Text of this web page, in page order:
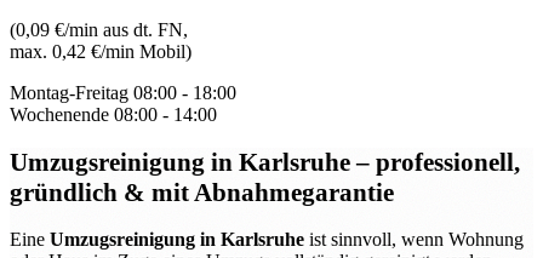
(0,09 €/min aus dt. FN,
max. 0,42 €/min Mobil)
Montag-Freitag 08:00 - 18:00
Wochenende 08:00 - 14:00
Umzugsreinigung in Karlsruhe– professionell,
gründlich & mit Abnahmegarantie
Eine Umzugsreinigung in Karlsruhe ist sinnvoll, wenn Wohnung